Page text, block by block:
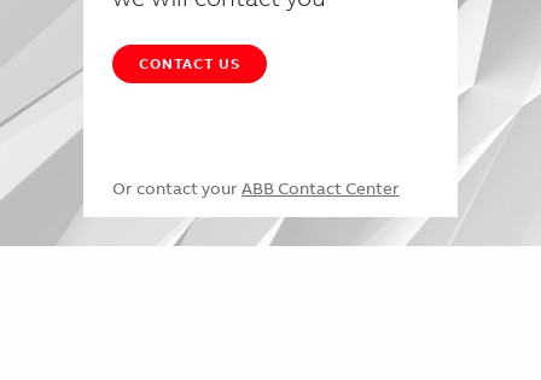
CONTACT US
Or contact your ABB Contact Center